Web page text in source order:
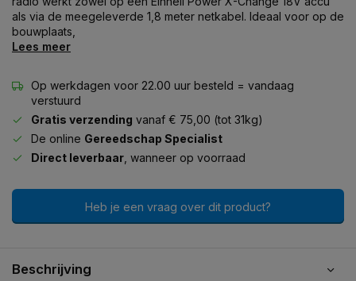
als via de meegeleverde 1,8 meter netkabel. Ideaal voor op de
bouwplaats,
Lees meer
Op werkdagen voor 22.00 uur besteld = vandaag
verstuurd
Gratis verzending vanaf € 75,00 (tot 31kg)
De online Gereedschap Specialist
Direct leverbaar , wanneer op voorraad
Heb je een vraag over dit product?
Beschrijving